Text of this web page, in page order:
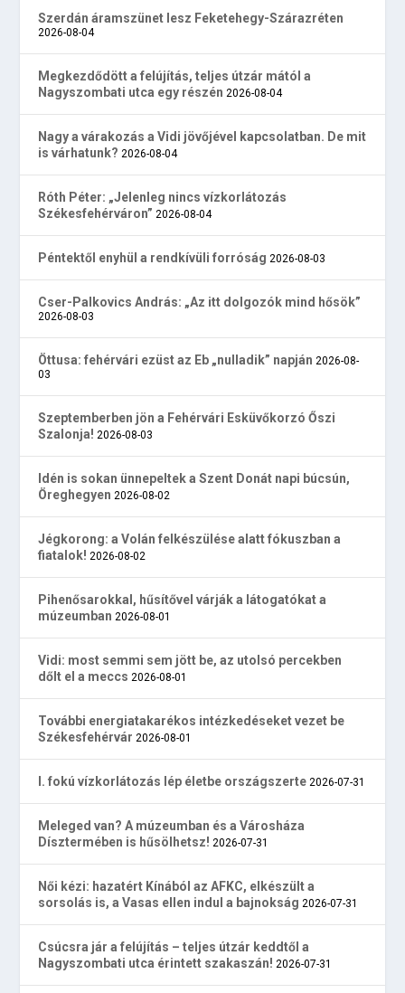
Szerdán áramszünet lesz Feketehegy-Szárazréten
2026-08-04
Megkezdődött a felújítás, teljes útzár mától a
Nagyszombati utca egy részén 2026-08-04
Nagy a várakozás a Vidi jövőjével kapcsolatban. De mit
is várhatunk? 2026-08-04
Róth Péter: „Jelenleg nincs vízkorlátozás
Székesfehérváron” 2026-08-04
Péntektől enyhül a rendkívüli forróság 2026-08-03
Cser-Palkovics András: „Az itt dolgozók mind hősök”
2026-08-03
Öttusa: fehérvári ezüst az Eb „nulladik” napján 2026-08-
03
Szeptemberben jön a Fehérvári Esküvőkorzó Őszi
Szalonja! 2026-08-03
Idén is sokan ünnepeltek a Szent Donát napi búcsún,
Öreghegyen 2026-08-02
Jégkorong: a Volán felkészülése alatt fókuszban a
fiatalok! 2026-08-02
Pihenősarokkal, hűsítővel várják a látogatókat a
múzeumban 2026-08-01
Vidi: most semmi sem jött be, az utolsó percekben
dőlt el a meccs 2026-08-01
További energiatakarékos intézkedéseket vezet be
Székesfehérvár 2026-08-01
I. fokú vízkorlátozás lép életbe országszerte 2026-07-31
Meleged van? A múzeumban és a Városháza
Dísztermében is hűsölhetsz! 2026-07-31
Női kézi: hazatért Kínából az AFKC, elkészült a
sorsolás is, a Vasas ellen indul a bajnokság 2026-07-31
Csúcsra jár a felújítás – teljes útzár keddtől a
Nagyszombati utca érintett szakaszán! 2026-07-31